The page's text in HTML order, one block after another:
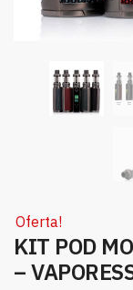
Oferta!
KIT POD
–